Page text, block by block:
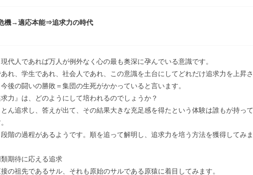
機→適応本能⇒追求力の時代
代人であれば万人が例外なく心の最も奥深に孕んでいる意識です。
れ、学生であれ、社会人であれ、この意識を土台にしてどれだけ追求力を上昇さ
後の闘いの勝敗＝集団の生死がかかっていると言います。
力』は、どのようにして培われるのでしょうか？
ん追求し、答えが出て、その結果大きな充足感を得たという体験は誰もが持って
階の過程があるようです。順を追って解明し、追求力を培う方法を獲得してみま
類期待に応える追求
の祖先であるサル、それも原始のサルである原猿に着目してみます。